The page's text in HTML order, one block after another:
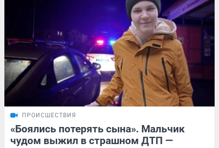
ПРОИСШЕСТВИЯ
«Боялись потерять сына». Мальчик
чудом выжил в страшном ДТП —